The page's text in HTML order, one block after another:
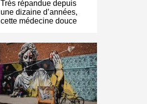
Très répandue depuis
une dizaine d’années,
cette médecine douce